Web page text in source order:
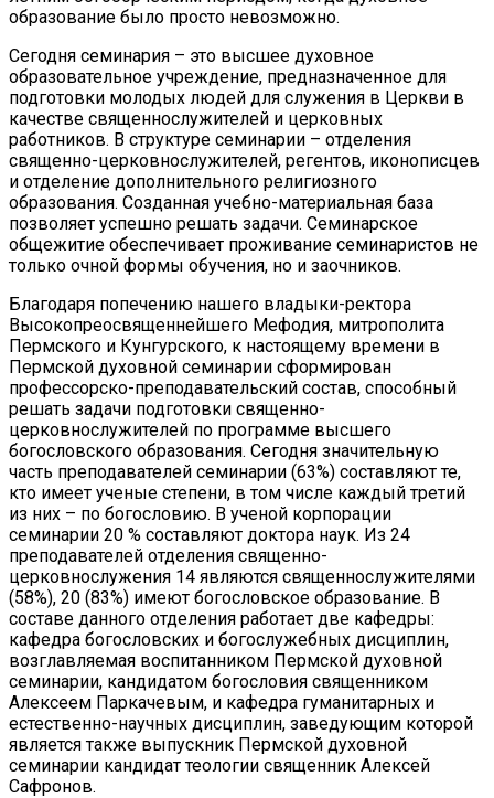
образование было просто невозможно.
Сегодня семинария – это высшее духовное
образовательное учреждение, предназначенное для
подготовки молодых людей для служения в Церкви в
качестве священнослужителей и церковных
работников. В структуре семинарии – отделения
священно-церковнослужителей, регентов, иконописцев
и отделение дополнительного религиозного
образования. Созданная учебно-материальная база
позволяет успешно решать задачи. Семинарское
общежитие обеспечивает проживание семинаристов не
только очной формы обучения, но и заочников.
Благодаря попечению нашего владыки-ректора
Высокопреосвященнейшего Мефодия, митрополита
Пермского и Кунгурского, к настоящему времени в
Пермской духовной семинарии сформирован
профессорско-преподавательский состав, способный
решать задачи подготовки священно-
церковнослужителей по программе высшего
богословского образования. Сегодня значительную
часть преподавателей семинарии (63%) составляют те,
кто имеет ученые степени, в том числе каждый третий
из них – по богословию. В ученой корпорации
семинарии 20 % составляют доктора наук. Из 24
преподавателей отделения священно-
церковнослужения 14 являются священнослужителями
(58%), 20 (83%) имеют богословское образование. В
составе данного отделения работает две кафедры:
кафедра богословских и богослужебных дисциплин,
возглавляемая воспитанником Пермской духовной
семинарии, кандидатом богословия священником
Алексеем Паркачевым, и кафедра гуманитарных и
естественно-научных дисциплин, заведующим которой
является также выпускник Пермской духовной
семинарии кандидат теологии священник Алексей
Сафронов.